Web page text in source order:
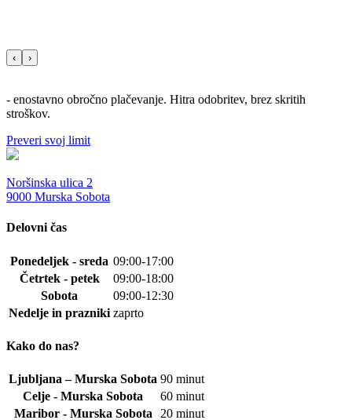
‹ ›
- enostavno obročno plačevanje. Hitra odobritev, brez skritih
stroškov.
Preveri svoj limit
Noršinska ulica 2
9000 Murska Sobota
Delovni čas
Ponedeljek - sreda 09:00-17:00
Četrtek - petek
09:00-18:00
Sobota
09:00-12:30
Nedelje in prazniki zaprto
Kako do nas?
Ljubljana – Murska Sobota 90 minut
Celje - Murska Sobota
60 minut
Maribor - Murska Sobota
20 minut